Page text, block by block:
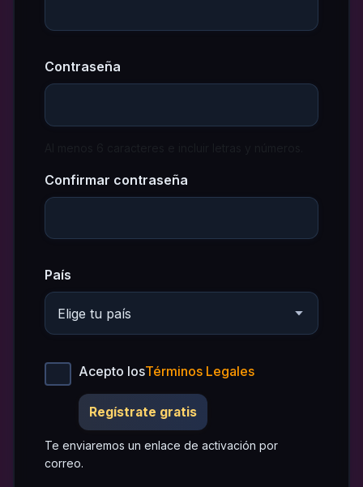
Contraseña
Confirmar contraseña
País
Acepto losTérminos Legales
Regístrate gratis
Te enviaremos un enlace de activación por
correo.